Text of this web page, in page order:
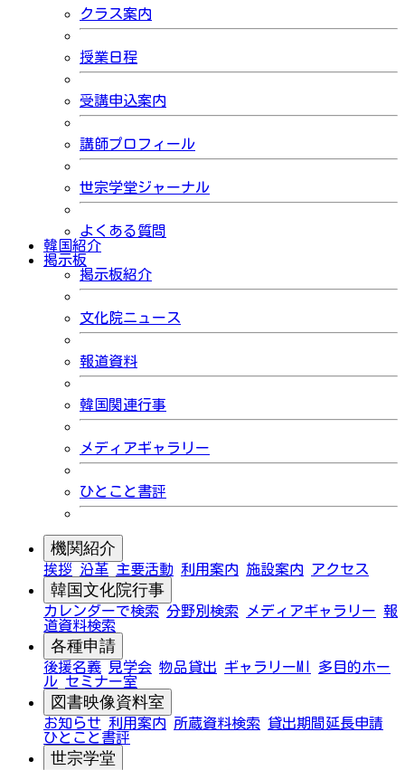
クラス案内
授業日程
受講申込案内
講師プロフィール
世宗学堂ジャーナル
よくある質問
韓国紹介
掲示板
掲示板紹介
文化院ニュース
報道資料
韓国関連行事
メディアギャラリー
ひとこと書評
機関紹介
挨拶 沿革 主要活動 利用案内 施設案内 アクセス
韓国文化院行事
カレンダーで検索 分野別検索 メディアギャラリー 報
道資料検索
各種申請
後援名義 見学会 物品貸出 ギャラリーMI
多目的ホー
ル セミナー室
図書映像資料室
お知らせ 利用案内 所蔵資料検索
貸出期間延長申請
ひとこと書評
世宗学堂